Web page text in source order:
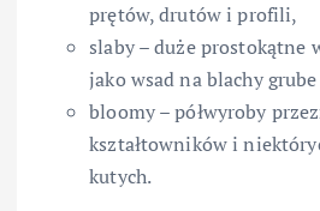
prętów, drutów i profili,
slaby – duże prostokątne
jako wsad na blachy
bloomy – półwyroby
kształtowników i
kutych.